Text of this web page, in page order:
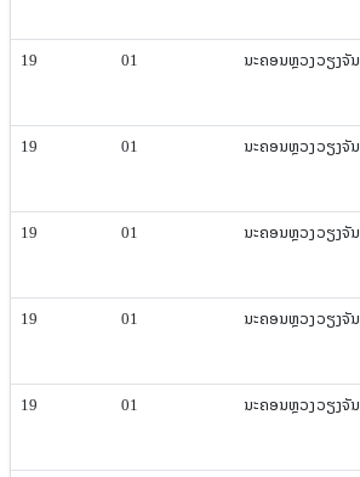
19 01 ນະຄອນຫຼວງ​ວຽງ​ຈັນ
19 01 ນະຄອນຫຼວງ​ວຽງ​ຈັນ
19 01 ນະຄອນຫຼວງ​ວຽງ​ຈັນ
19 01 ນະຄອນຫຼວງ​ວຽງ​ຈັນ
19 01 ນະຄອນຫຼວງ​ວຽງ​ຈັນ